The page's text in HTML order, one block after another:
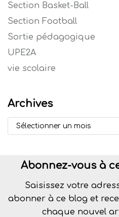
Section Basket-Ball
Section Football
Sortie pédagogique
UPE2A
vie scolaire
Archives
Abonnez-vous à
Saisissez votre
abonner à ce blog et
chaque nouvel